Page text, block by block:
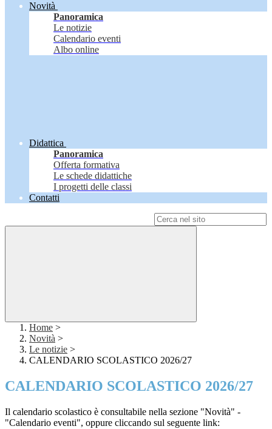
Novità
Panoramica
Le notizie
Calendario eventi
Albo online
Didattica
Panoramica
Offerta formativa
Le schede didattiche
I progetti delle classi
Contatti
Home >
Novità >
Le notizie >
CALENDARIO SCOLASTICO 2026/27
CALENDARIO SCOLASTICO 2026/27
Il calendario scolastico è consultabile nella sezione "Novità" -
"Calendario eventi", oppure cliccando sul seguente link: